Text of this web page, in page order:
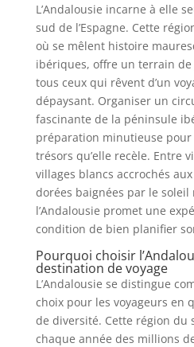
L’Andalousie incarne à elle
sud de l’Espagne. Cette
où se mêlent histoire
ibériques, offre un terrain
tous ceux qui rêvent d’un
dépaysant. Organiser un
fascinante de la péninsule
préparation minutieuse
trésors qu’elle recèle. Entre
villages blancs accrochés
dorées baignées par le
l’Andalousie promet une
condition de bien planifier
Pourquoi choisir
destination de voyage
L’Andalousie se distingue
choix pour les voyageurs en
de diversité. Cette région du
chaque année des millions